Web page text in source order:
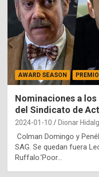
AWARD SEASON
Nominaciones a
del Sindicato de
2024-01-10 Dionar
Colman Domingo y
SAG. Se quedan fuera
Ruffalo.’Poor…